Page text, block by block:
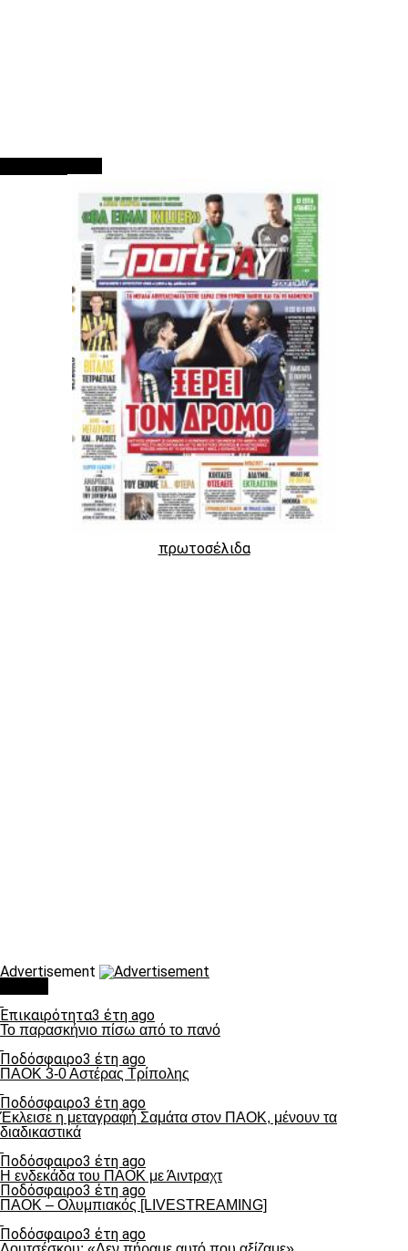
πρωτοσέλιδα
Advertisement
Επικαιρότητα3 έτη ago
Το παρασκήνιο πίσω από το πανό
Ποδόσφαιρο3 έτη ago
ΠΑΟΚ 3-0 Αστέρας Τρίπολης
Ποδόσφαιρο3 έτη ago
Έκλεισε η μεταγραφή Σαμάτα στον ΠΑΟΚ, μένουν τα
διαδικαστικά
Ποδόσφαιρο3 έτη ago
Η ενδεκάδα του ΠΑΟΚ με Άιντραχτ
Ποδόσφαιρο3 έτη ago
ΠΑΟΚ – Ολυμπιακός [LIVESTREAMING]
Ποδόσφαιρο3 έτη ago